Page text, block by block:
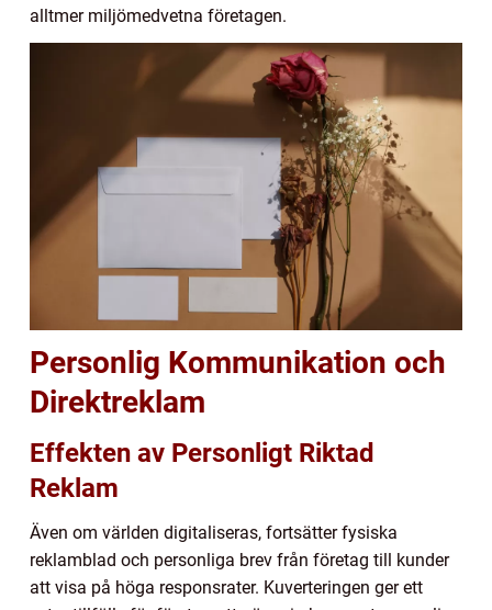
alltmer miljömedvetna företagen.
Personlig Kommunikation och
Direktreklam
Effekten av Personligt Riktad
Reklam
Även om världen digitaliseras, fortsätter fysiska
reklamblad och personliga brev från företag till kunder
att visa på höga responsrater. Kuverteringen ger ett